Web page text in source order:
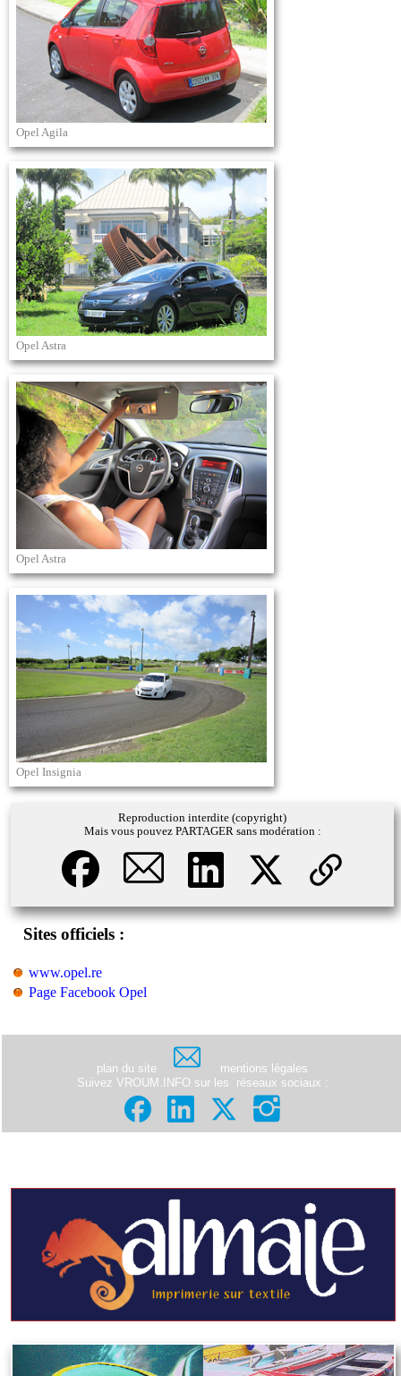
Opel Agila
Opel Astra
Opel Astra
Opel Insignia
Reproduction interdite (copyright)
Mais vous pouvez PARTAGER sans modération :
Sites officiels :
www.opel.re
Page Facebook Opel
plan du site
mentions légales
Suivez VROUM.INFO sur les
réseaux sociaux :